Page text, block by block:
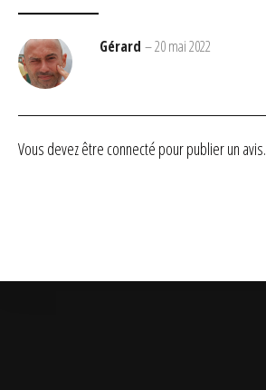
Gérard –20 mai 2022
Vous devez être connecté pour publier un avis.